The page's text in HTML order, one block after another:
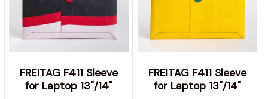
FREITAG F411 Sleeve
for Laptop 13"/14"
FREITAG F411 Sleeve
for Laptop 13"/14"